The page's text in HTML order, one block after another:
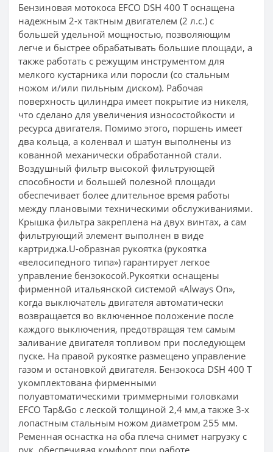
Бензиновая мотокоса EFCO DSH 400 T оснащена
надежным 2-х тактным двигателем (2 л.с.) с
большей удельной мощностью, позволяющим
легче и быстрее обрабатывать большие площади, а
также работать с режущим инструментом для
мелкого кустарника или поросли (со стальным
ножом и/или пильным диском). Рабочая
поверхность цилиндра имеет покрытие из никеля,
что сделано для увеличения износостойкости и
ресурса двигателя. Помимо этого, поршень имеет
два кольца, а коленвал и шатун выполнены из
кованной механически обработанной стали.
Воздушный фильтр высокой фильтрующей
способности и большей полезной площади
обеспечивает более длительное время работы
между плановыми техническими обслуживаниями.
Крышка фильтра закреплена на двух винтах, а сам
фильтрующий элемент выполнен в виде
картриджа.U-образная рукоятка (рукоятка
«велосипедного типа») гарантирует легкое
управление бензокосой.Рукоятки оснащены
фирменной итальянской системой «Always On»,
когда выключатель двигателя автоматически
возвращается во включенное положение после
каждого выключения, предотвращая тем самым
заливание двигателя топливом при последующем
пуске. На правой рукоятке размещено управление
газом и остановкой двигателя. Бензокоса DSH 400 T
укомплектована фирменными
полуавтоматическими триммерными головками
EFCO Tap&Go с леской толщиной 2,4 мм,а также 3-х
лопастным стальным ножом диаметром 255 мм.
Ременная оснастка на оба плеча снимет нагрузку с
рук, обеспечивая комфорт при работе.